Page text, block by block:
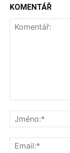
KOMENTÁŘ